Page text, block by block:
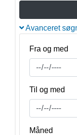
Avanceret
Fra og med
Til og med
Måned